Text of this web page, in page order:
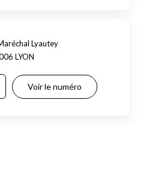
Lyautey
LYON
Voir le numéro